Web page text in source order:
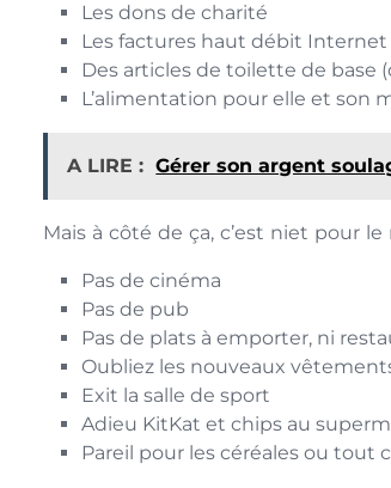
Les dons de charité
Les factures haut débit
Des articles de toilette de base
L’alimentation pour elle et son
A LIRE : Gérer son argent
Mais à côté de ça, c’est niet pour
Pas de cinéma
Pas de pub
Pas de plats à emporter, ni
Oubliez les nouveaux
Exit la salle de sport
Adieu KitKat et chips au
Pareil pour les céréales ou tout